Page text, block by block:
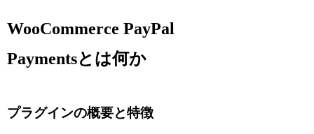
WooCommerce PayPal
Paymentsとは何か
プラグインの概要と特徴